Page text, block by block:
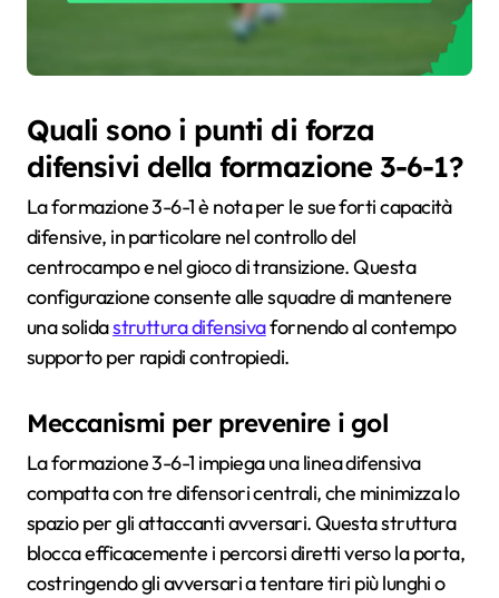
Quali sono i punti di forza
difensivi della formazione 3-6-1?
La formazione 3-6-1 è nota per le sue forti capacità
difensive, in particolare nel controllo del
centrocampo e nel gioco di transizione. Questa
configurazione consente alle squadre di mantenere
una solidastruttura difensivafornendo al contempo
supporto per rapidi contropiedi.
Meccanismi per prevenire i gol
La formazione 3-6-1 impiega una linea difensiva
compatta con tre difensori centrali, che minimizza lo
spazio per gli attaccanti avversari. Questa struttura
blocca efficacemente i percorsi diretti verso la porta,
costringendo gli avversari a tentare tiri più lunghi o